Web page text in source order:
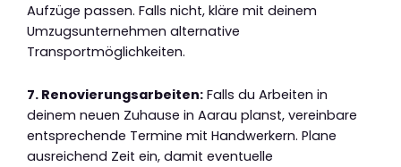
Aufzüge passen. Falls nicht, kläre mit deinem
Umzugsunternehmen alternative
Transportmöglichkeiten.
7. Renovierungsarbeiten: Falls du Arbeiten in
deinem neuen Zuhause in Aarau planst, vereinbare
entsprechende Termine mit Handwerkern. Plane
ausreichend Zeit ein, damit eventuelle